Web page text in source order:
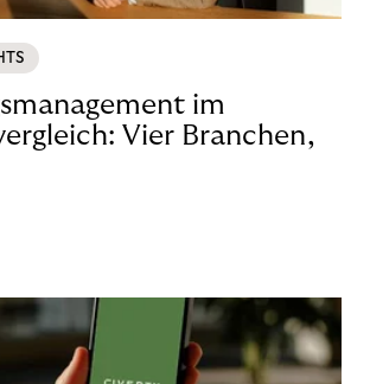
im
Vier Branchen,